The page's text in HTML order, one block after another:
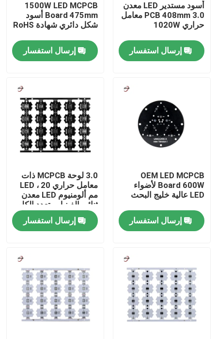
المنزل
فيديوهات
جولة في المصنع
مراقبة الجودة
أخبار
اطلب اقتباس
أسود مستدير LED معدن
PCB 408mm 3.0 معامل
حراري 1020W
إرسال استفسار
1500W LED MCPCB
Board 475mm أسود
شكل دائري شهادة RoHS
إرسال استفسار
OEM LED MCPCB
Board 600W لأضواء
LED عالية خليج البحث
إرسال استفسار
3.0 لوحة MCPCB ذات
معامل حراري LED ، 20
مم ألومنيوم LED معدن
ثنائي الفينيل متعدد الكلور
إرسال استفسار